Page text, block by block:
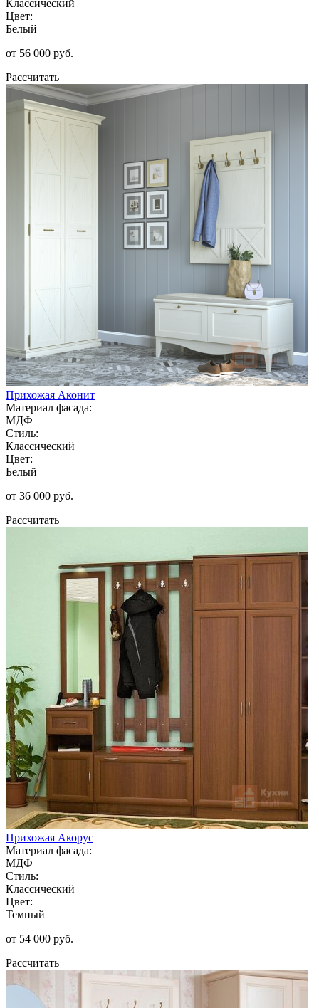
Классический
Цвет:
Белый
от 56 000 руб.
Рассчитать
Прихожая Аконит
Материал фасада:
МДФ
Стиль:
Классический
Цвет:
Белый
от 36 000 руб.
Рассчитать
Прихожая Акорус
Материал фасада:
МДФ
Стиль:
Классический
Цвет:
Темный
от 54 000 руб.
Рассчитать